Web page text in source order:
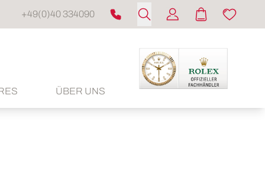
+49(0)40 334090
ÜBER UNS